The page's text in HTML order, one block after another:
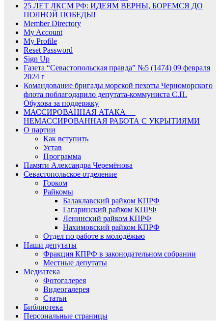
25 ЛЕТ ЛКСМ РФ: ИДЕЯМ ВЕРНЫ, БОРЕМСЯ ДО
ПОЛНОЙ ПОБЕДЫ!
Member Directory
My Account
My Profile
Reset Password
Sign Up
Газета “Севастопольская правда” №5 (1474) 09 февраля
2024 г
Командование бригады морской пехоты Черноморского
флота поблагодарило депутата-коммуниста С.П.
Обухова за поддержку
МАССИРОВАННАЯ АТАКА —
НЕМАССИРОВАННАЯ РАБОТА С УКРЫТИЯМИ
О партии
Как вступить
Устав
Программа
Памяти Александра Черемёнова
Севастопольское отделение
Горком
Райкомы
Балаклавский райком КПРФ
Гагаринский райком КПРФ
Ленинский райком КПРФ
Нахимовский райком КПРФ
Отдел по работе в молодёжью
Наши депутаты
Фракция КПРФ в законодательном собрании
Местные депутаты
Медиатека
Фотогалерея
Видеогалерея
Статьи
Библиотека
Персональные страницы